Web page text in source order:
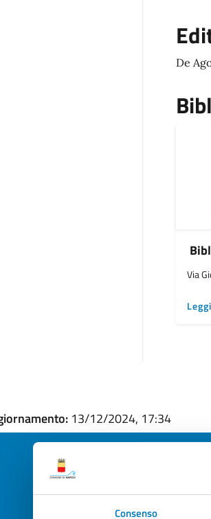
Consenso
De
Via
13/12/2024, 17:34